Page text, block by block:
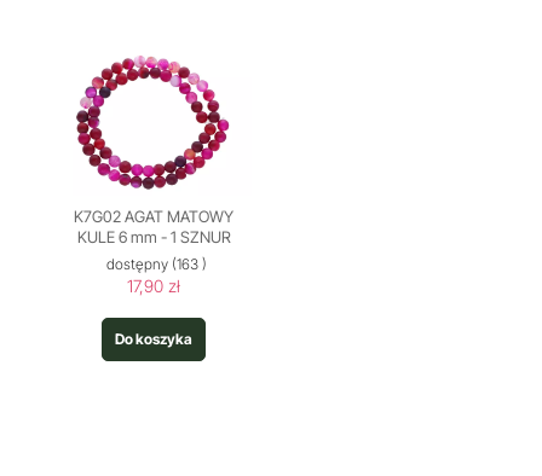
K7G02 AGAT MATOWY
KULE 6 mm - 1 SZNUR
dostępny (163 )
17,90 zł
Do koszyka